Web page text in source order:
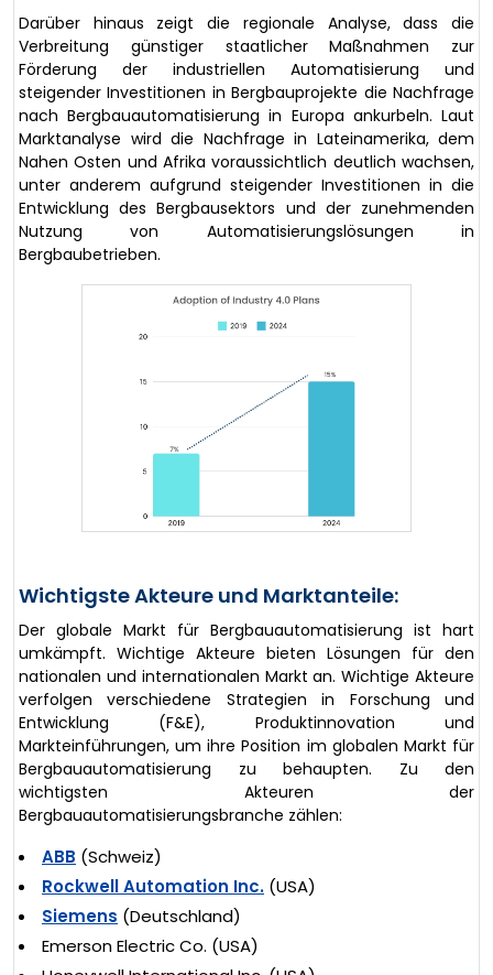
Darüber hinaus zeigt die regionale Analyse, dass die
Verbreitung günstiger staatlicher Maßnahmen zur
Förderung der industriellen Automatisierung und
steigender Investitionen in Bergbauprojekte die Nachfrage
nach Bergbauautomatisierung in Europa ankurbeln. Laut
Marktanalyse wird die Nachfrage in Lateinamerika, dem
Nahen Osten und Afrika voraussichtlich deutlich wachsen,
unter anderem aufgrund steigender Investitionen in die
Entwicklung des Bergbausektors und der zunehmenden
Nutzung von Automatisierungslösungen in
Bergbaubetrieben.
Wichtigste Akteure und Marktanteile:
Der globale Markt für Bergbauautomatisierung ist hart
umkämpft. Wichtige Akteure bieten Lösungen für den
nationalen und internationalen Markt an. Wichtige Akteure
verfolgen verschiedene Strategien in Forschung und
Entwicklung (F&E), Produktinnovation und
Markteinführungen, um ihre Position im globalen Markt für
Bergbauautomatisierung zu behaupten. Zu den
wichtigsten Akteuren der
Bergbauautomatisierungsbranche zählen:
ABB (Schweiz)
Rockwell Automation Inc. (USA)
Siemens (Deutschland)
Emerson Electric Co. (USA)